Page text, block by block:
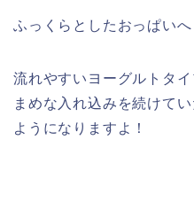
ふっくらとしたおっぱい
流れやすいヨーグルトタ
まめな入れ込みを続けて
ようになりますよ！